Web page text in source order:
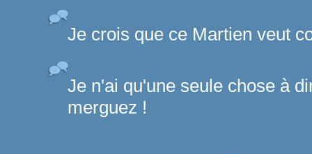
Je crois que ce Martien veut
Je n'ai qu'une seule chose à
merguez !